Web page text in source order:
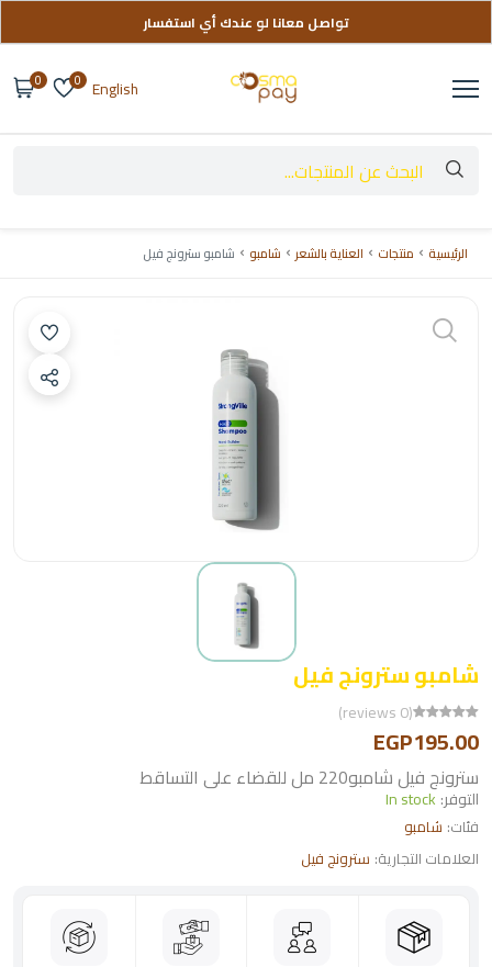
تواصل معانا لو عندك أي استفسار
توصيل مجاني على طلباتك فوق 999 ج
English
0
0
الرئيسية منتجات العناية بالشعر شامبو شامبو سترونج فيل
شامبو سترونج فيل
(0 reviews)
EGP195.00
سترونج فيل شامبو220 مل للقضاء على التساقط
التوفر:In stock
فئات: شامبو
العلامات التجارية: سترونج فيل